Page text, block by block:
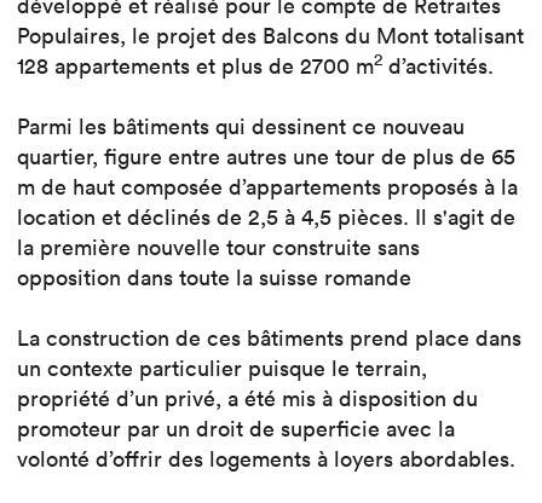
Populaires, le projet des Balcons du Mont totalisant
128 appartements et plus de 2700 m2 d’activités.
Parmi les bâtiments qui dessinent ce nouveau
quartier, figure entre autres une tour de plus de 65
m de haut composée d’appartements proposés à la
location et déclinés de 2,5 à 4,5 pièces. Il s'agit de
la première nouvelle tour construite sans
opposition dans toute la suisse romande
La construction de ces bâtiments prend place dans
un contexte particulier puisque le terrain,
propriété d’un privé, a été mis à disposition du
promoteur par un droit de superficie avec la
volonté d’offrir des logements à loyers abordables.